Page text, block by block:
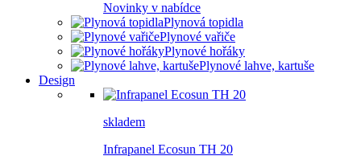
Novinky v nabídce
Plynová topidla
Plynové vařiče
Plynové hořáky
Plynové lahve, kartuše
Design
skladem
Infrapanel Ecosun TH 20